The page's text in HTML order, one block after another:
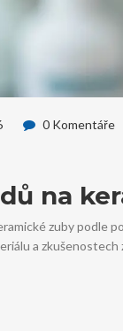
0 Komentáře
na
zuby podle
a zkušenostech